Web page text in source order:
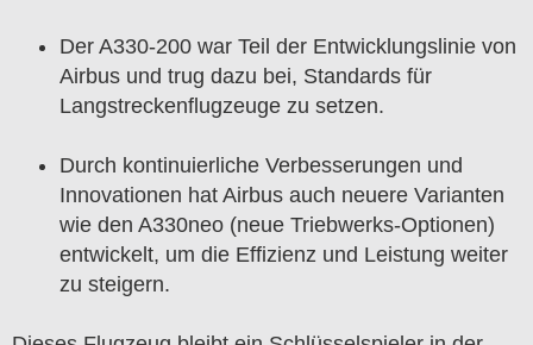
Der A330-200 war Teil der Entwicklungslinie von
Airbus und trug dazu bei, Standards für
Langstreckenflugzeuge zu setzen.
Durch kontinuierliche Verbesserungen und
Innovationen hat Airbus auch neuere Varianten
wie den A330neo (neue Triebwerks-Optionen)
entwickelt, um die Effizienz und Leistung weiter
zu steigern.